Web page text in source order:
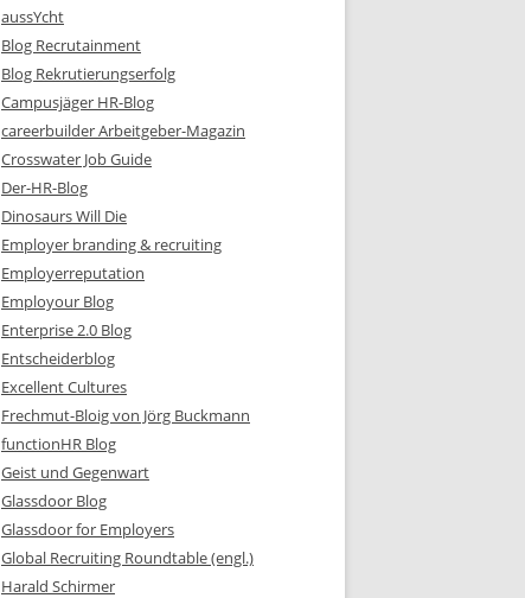
aussYcht
Blog Recrutainment
Blog Rekrutierungserfolg
Campusjäger HR-Blog
careerbuilder Arbeitgeber-Magazin
Crosswater Job Guide
Der-HR-Blog
Dinosaurs Will Die
Employer branding & recruiting
Employerreputation
Employour Blog
Enterprise 2.0 Blog
Entscheiderblog
Excellent Cultures
Frechmut-Bloig von Jörg Buckmann
functionHR Blog
Geist und Gegenwart
Glassdoor Blog
Glassdoor for Employers
Global Recruiting Roundtable (engl.)
Harald Schirmer